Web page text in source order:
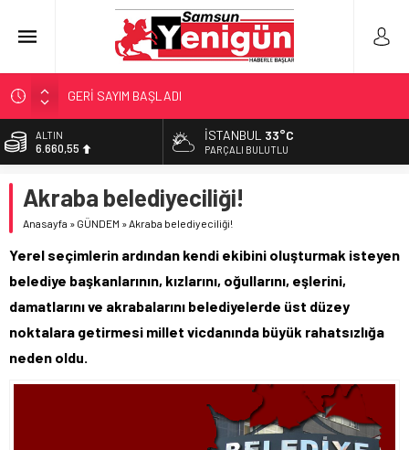
GERİ SAYIM BAŞLADI
SAMSUNSPOR’DA HEDEF 5’İNCİLİK!
‘BAFRA’YA YATIRIM YAPIN!’
YÖNETİCİ SEÇERKEN YAPILAN EN BÜYÜK HATALAR
ALTIN
6.660,55
13.779,39
DOLAR
55,1881
İSTANBUL 33°C
PARÇALI BULUTLU
Akraba belediyeciliği!
Anasayfa » GÜNDEM »Akraba belediyeciliği!
Yerel seçimlerin ardından kendi ekibini oluşturmak isteyen
belediye başkanlarının, kızlarını, oğullarını, eşlerini,
damatlarını ve akrabalarını belediyelerde üst düzey
noktalara getirmesi millet vicdanında büyük rahatsızlığa
neden oldu.